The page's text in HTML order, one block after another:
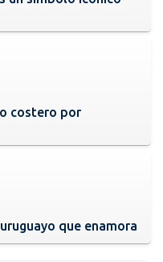
costero por
que enamora